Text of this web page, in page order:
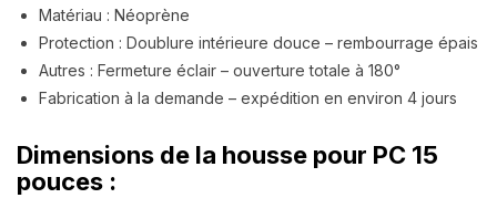
Matériau : Néoprène
Protection : Doublure intérieure douce – rembourrage épais
Autres : Fermeture éclair – ouverture totale à 180°
Fabrication à la demande – expédition en environ 4 jours
Dimensions de la housse pour PC 15
pouces :